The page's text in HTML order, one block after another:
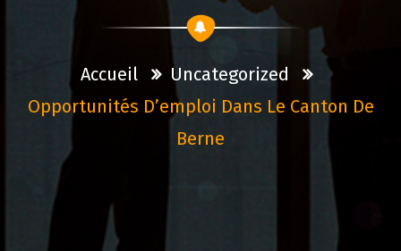
Accueil
Uncategorized
Opportunités D’emploi Dans Le Canton De
Berne